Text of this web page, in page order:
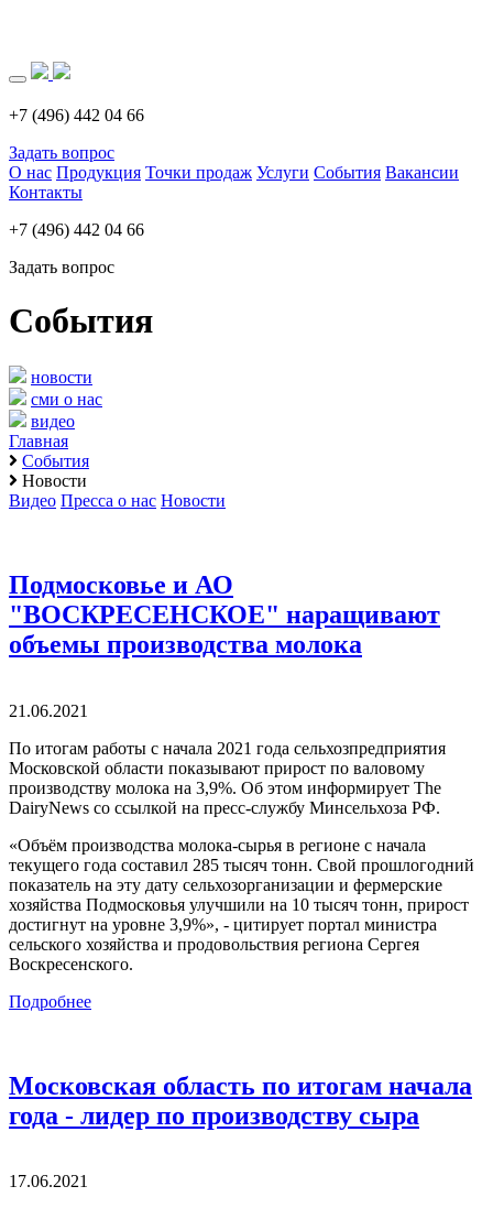
+7 (496) 442 04 66
Задать вопрос
О нас Продукция Точки продаж Услуги События Вакансии
Контакты
+7 (496) 442 04 66
Задать вопрос
События
новости
сми о нас
видео
Главная
События
Новости
Видео Пресса о нас Новости
Подмосковье и АО
"ВОСКРЕСЕНСКОЕ" наращивают
объемы производства молока
21.06.2021
По итогам работы с начала 2021 года сельхозпредприятия
Московской области показывают прирост по валовому
производству молока на 3,9%. Об этом информирует The
DairyNews со ссылкой на пресс-службу Минсельхоза РФ.
«Объём производства молока-сырья в регионе с начала
текущего года составил 285 тысяч тонн. Свой прошлогодний
показатель на эту дату сельхозорганизации и фермерские
хозяйства Подмосковья улучшили на 10 тысяч тонн, прирост
достигнут на уровне 3,9%», - цитирует портал министра
сельского хозяйства и продовольствия региона Сергея
Воскресенского.
Подробнее
Московская область по итогам начала
года - лидер по производству сыра
17.06.2021